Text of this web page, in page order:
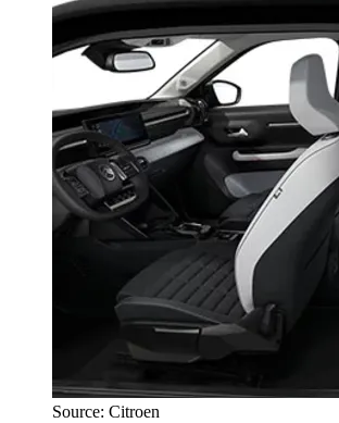
Source: Citroen